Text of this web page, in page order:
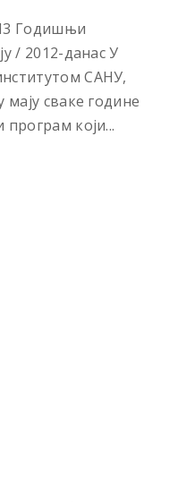
Годишњи
/ 2012-данас У
САНУ,
сваке године
програм који...